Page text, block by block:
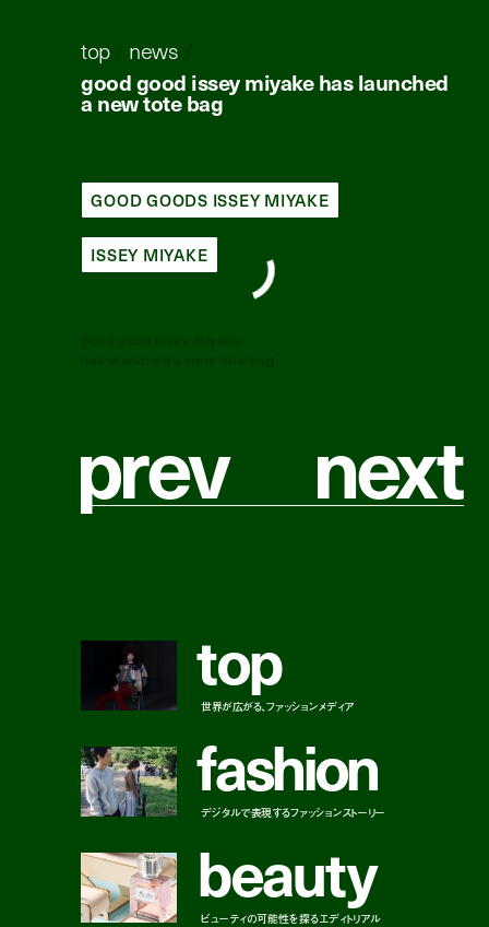
top/ news
good good issey miyake has launched
a new tote bag
GOOD GOODS ISSEY MIYAKE
ISSEY MIYAKE
prev next
top
世界が広がる、ファッションメディア
fashion
デジタルで表現するファッションストーリー
beauty
ビューティの可能性を探るエディトリアル